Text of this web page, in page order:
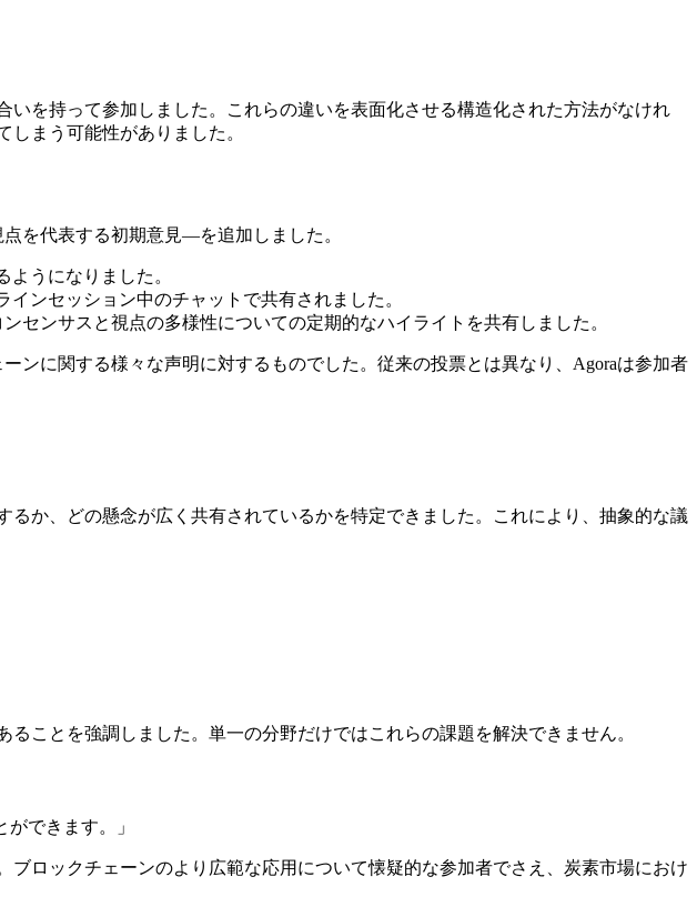
を持って参加しました。これらの違いを表面化させる構造化された方法がなけれ
まう可能性がありました。
を代表する初期意見—を追加しました。
うになりました。
ンセッション中のチャットで共有されました。
ンサスと視点の多様性についての定期的なハイライトを共有しました。
ンに関する様々な声明に対するものでした。従来の投票とは異なり、Agoraは参加者
か、どの懸念が広く共有されているかを特定できました。これにより、抽象的な議
ことを強調しました。単一の分野だけではこれらの課題を解決できません。
できます。」
ブロックチェーンのより広範な応用について懐疑的な参加者でさえ、炭素市場におけ